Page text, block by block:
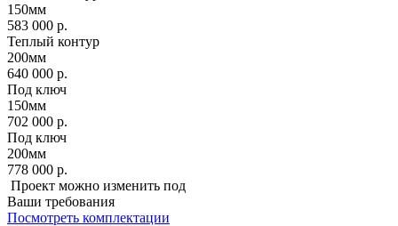
150мм
583 000 р.
Теплый контур
200мм
640 000 р.
Под ключ
150мм
702 000 р.
Под ключ
200мм
778 000 р.
Проект можно изменить под
Ваши требования
Посмотреть комплектации